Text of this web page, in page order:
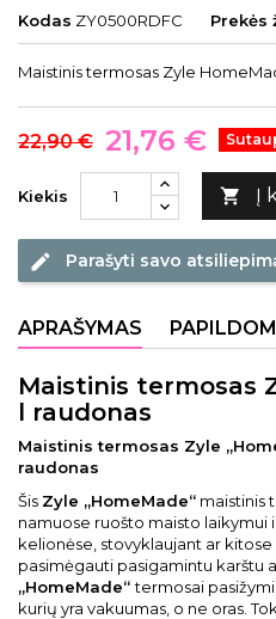
Kodas ZY0500RDFC Prekės
Maistinis termosas Zyle
22,90 € 21,76 €
Kiekis  Į
edit Parašyti savo
APRAŠYMAS
Maistinis termosas
l raudonas
Maistinis termosas Zyle
raudonas
Šis Zyle „HomeMade“ maistinis
namuose ruošto maisto laikymui
kelionėse, stovyklaujant ar
pasimėgauti pasigamintu karštu
„HomeMade“termosai
kurių yra vakuumas, o ne oras.